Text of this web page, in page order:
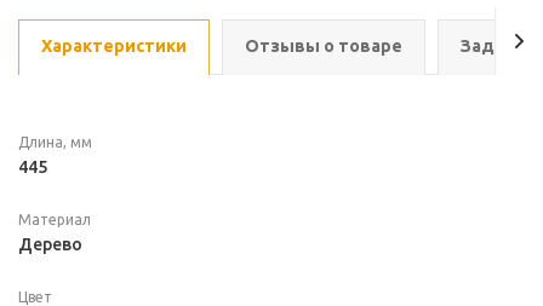
Характеристики Отзывы о товаре Задать
Длина, мм
445
Материал
Дерево
Цвет